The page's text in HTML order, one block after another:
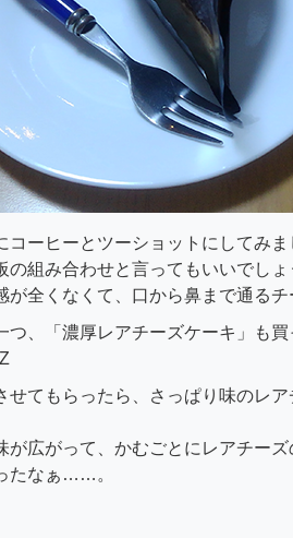
コーヒーとツーショットにしてみま
の組み合わせと言ってもいいでしょ
が全くなくて、口から鼻まで通るチ
つ、「濃厚レアチーズケーキ」も
せてもらったら、さっぱり味のレ
が広がって、かむごとにレアチー
たなぁ……。